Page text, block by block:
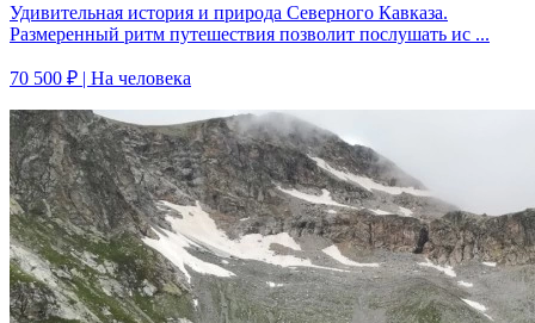
Удивительная история и природа Северного Кавказа.
Размеренный ритм путешествия позволит послушать ис ...
70 500 ₽ | На человека